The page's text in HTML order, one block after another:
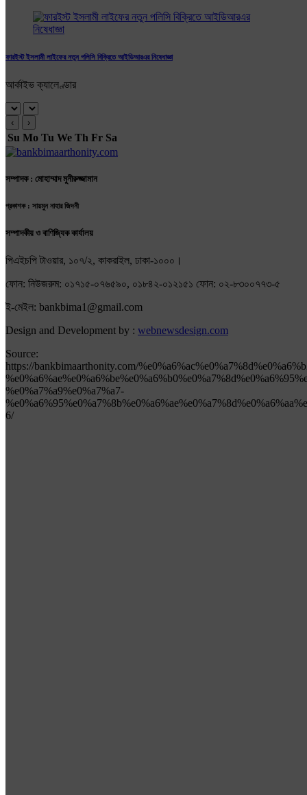
ফারইস্ট ইসলামী লাইফের নতুন পলিসি বিক্রিতে আইডিআরএর নিষেধাজ্ঞা
আর্কাইভ ক্যালেণ্ডার
‹ ›
Su Mo Tu We Th Fr Sa
সম্পাদক : মোহাম্মাদ মুনীরুজ্জামান
প্রকাশক : সায়মুন নাহার জিদনী
সম্পাদকীয় ও বাণিজ্যিক কার্যালয়
পিএইচপি টাওয়ার, ১০৭/২, কাকরাইল, ঢাকা-১০০০।
ফোন: নিউজরুম: ০১৭১৫-০৭৬৫৯০, ০১৮৪২-০১২১৫১ ফোন: ০২-৮৩০০৭৭৩-৫
ই-মেইল: bankbima1@gmail.com
Design and Development by : webnewsdesign.com
Source:
https://bankbimaarthonity.com/
%e0%a7%a9%e0%a7%a7-
6/